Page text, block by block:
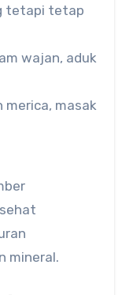
tetapi tetap
wajan, aduk
merica, masak
mineral.